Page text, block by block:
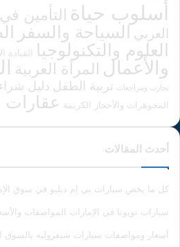
أسلوب حياة التأمين
العربي السياحة والسفر
العلوم والتكنولوجيا
القيادة
والأعمال المرأة العربية
تجارب ومراجعات تربية الطفل دليل
المجوهرات والأحجار الكريمة عقارات
أحدث المقالات
كل ما يخص سيارات بي إم دبليو في سوق
سيارات تويوتا في الإمارات المواصفات
أسعار ومواصفات سيارات شيفروليه بالسوق